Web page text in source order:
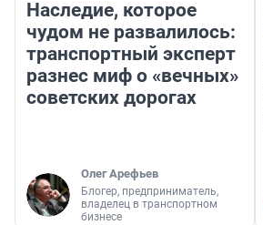
Наследие, которое
чудом не развалилось:
транспортный эксперт
разнес миф о «вечных»
советских дорогах
Олег Арефьев
Блогер, предприниматель,
владелец в транспортном
бизнесе